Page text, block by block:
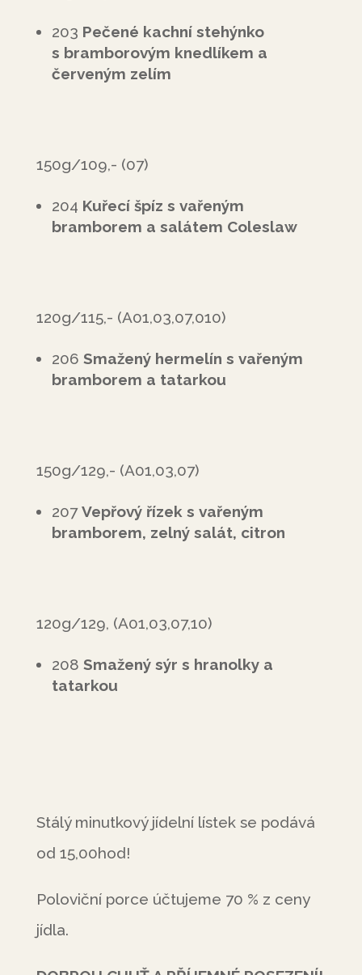
203 Pečené kachní stehýnko
s bramborovým knedlíkem a
červeným zelím
150g/109,- (07)
204 Kuřecí špíz s vařeným
bramborem a salátem Coleslaw
120g/115,- (A01,03,07,010)
206 Smažený hermelín s vařeným
bramborem a tatarkou
150g/129,- (A01,03,07)
207Vepřový řízek s vařeným
bramborem, zelný salát, citron
120g/129, (A01,03,07,10)
208 Smažený sýr s hranolky a
tatarkou
Stálý minutkový jídelní lístek se podává
od 15,00hod!
Poloviční porce účtujeme 70 % z ceny
jídla.